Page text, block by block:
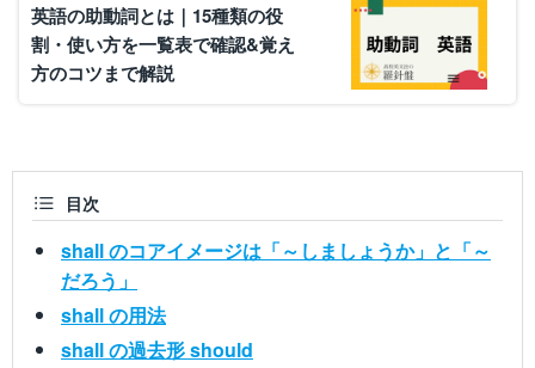
英語の助動詞とは｜15種類の役
割・使い方を一覧表で確認&覚え
方のコツまで解説
目次
shall のコアイメージは「～しましょうか」と「～
だろう」
shall の用法
shall の過去形 should